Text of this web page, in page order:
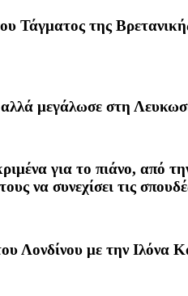
Τάγματος της
μεγάλωσε στη
για το πιάνο, από
να συνεχίσει τις
Λονδίνου με την Ιλόνα